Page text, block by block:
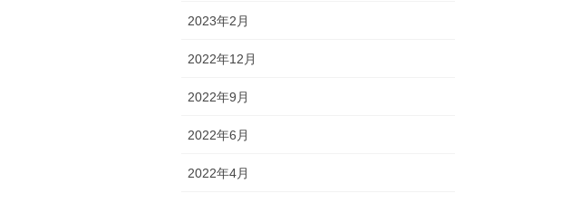
2023年2月
2022年12月
2022年9月
2022年6月
2022年4月